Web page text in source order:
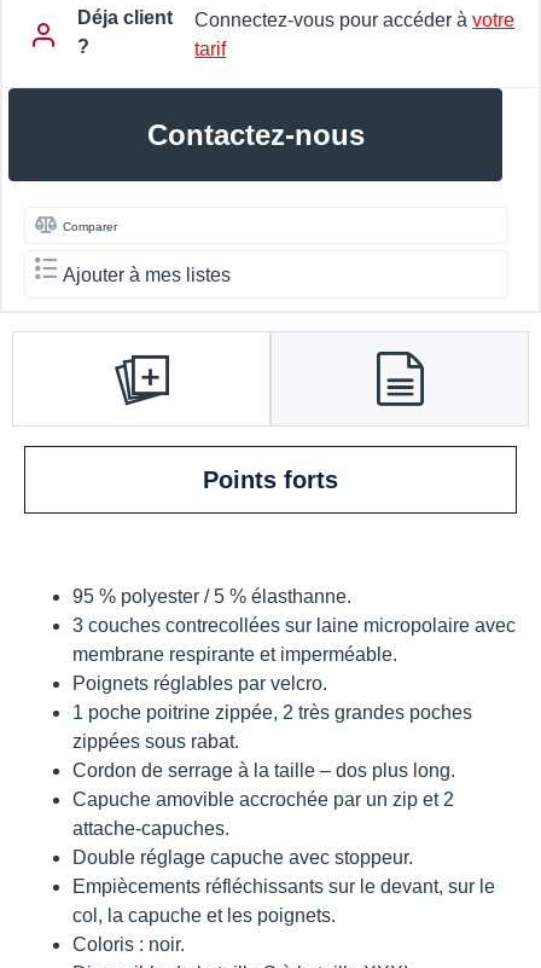
Déja client
?
Connectez-vous pour accéder àvotre
tarif
Contactez-nous
Comparer
Ajouter à mes listes
Points forts
95 % polyester / 5 % élasthanne.
3 couches contrecollées sur laine micropolaire avec
membrane respirante et imperméable.
Poignets réglables par velcro.
1 poche poitrine zippée, 2 très grandes poches
zippées sous rabat.
Cordon de serrage à la taille – dos plus long.
Capuche amovible accrochée par un zip et 2
attache-capuches.
Double réglage capuche avec stoppeur.
Empiècements réfléchissants sur le devant, sur le
col, la capuche et les poignets.
Coloris : noir.